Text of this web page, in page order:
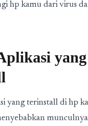
hp kamu dari virus
yang
yang terinstall di hp